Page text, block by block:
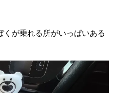
が乗れる所がいっぱいある